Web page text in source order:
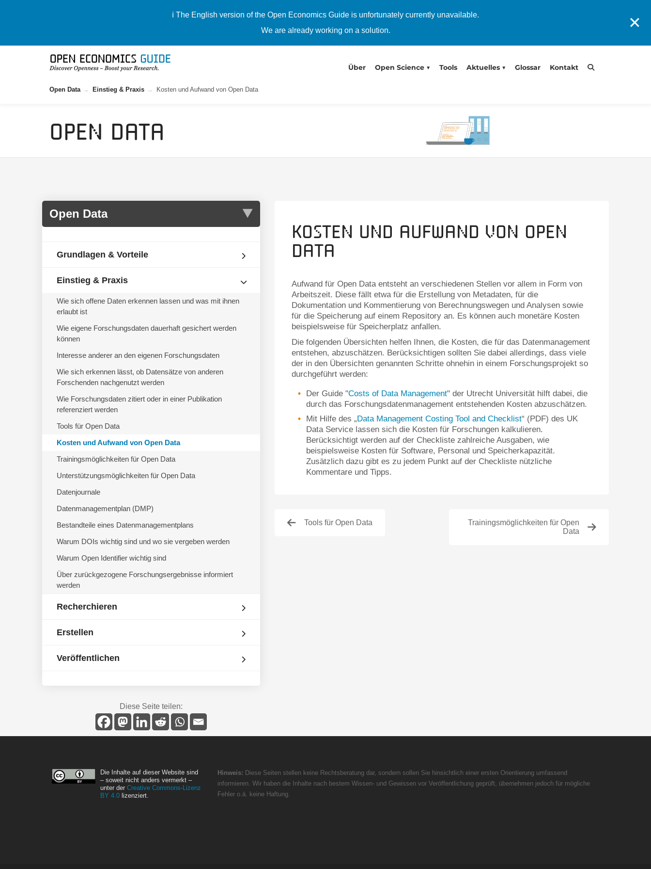
ℹ️ The English version of the Open Economics Guide is unfortunately currently unavailable.
We are already working on a solution.
✕
Über Open Science Tools Aktuelles Glossar Kontakt
Open Data Einstieg & Praxis Kosten und Aufwand von Open Data
Open Data
Grundlagen & Vorteile
Einstieg & Praxis
Wie sich offene Daten erkennen lassen und was mit ihnen
erlaubt ist
Wie eigene Forschungsdaten dauerhaft gesichert werden
können
Interesse anderer an den eigenen Forschungsdaten
Wie sich erkennen lässt, ob Datensätze von anderen
Forschenden nachgenutzt werden
Wie Forschungsdaten zitiert oder in einer Publikation
referenziert werden
Tools für Open Data
Kosten und Aufwand von Open Data
Trainingsmöglichkeiten für Open Data
Unterstützungsmöglichkeiten für Open Data
Datenjournale
Datenmanagementplan (DMP)
Bestandteile eines Datenmanagementplans
Warum DOIs wichtig sind und wo sie vergeben werden
Warum Open Identifier wichtig sind
Über zurückgezogene Forschungsergebnisse informiert
werden
Recherchieren
Erstellen
Veröffentlichen
Diese Seite teilen:
Kosten und Aufwand von Open
Data
Aufwand für Open Data entsteht an verschiedenen Stellen vor allem in Form von
Arbeitszeit. Diese fällt etwa für die Erstellung von Metadaten, für die
Dokumentation und Kommentierung von Berechnungswegen und Analysen sowie
für die Speicherung auf einem Repository an. Es können auch monetäre Kosten
beispielsweise für Speicherplatz anfallen.
Die folgenden Übersichten helfen Ihnen, die Kosten, die für das Datenmanagement
entstehen, abzuschätzen. Berücksichtigen sollten Sie dabei allerdings, dass viele
der in den Übersichten genannten Schritte ohnehin in einem Forschungsprojekt so
durchgeführt werden:
Der Guide "Costs of Data Management" der Utrecht Universität hilft dabei, die
durch das Forschungsdatenmanagement entstehenden Kosten abzuschätzen.
Mit Hilfe des „Data Management Costing Tool and Checklist“ (PDF) des UK
Data Service lassen sich die Kosten für Forschungen kalkulieren.
Berücksichtigt werden auf der Checkliste zahlreiche Ausgaben, wie
beispielsweise Kosten für Software, Personal und Speicherkapazität.
Zusätzlich dazu gibt es zu jedem Punkt auf der Checkliste nützliche
Kommentare und Tipps.
Tools für Open Data
Trainingsmöglichkeiten für Open
Data
Die Inhalte auf dieser Website sind
– soweit nicht anders vermerkt –
unter der Creative Commons-Lizenz
BY 4.0 lizenziert.
Hinweis: Diese Seiten stellen keine Rechtsberatung dar, sondern sollen Sie hinsichtlich einer ersten Orientierung umfassend
informieren. Wir haben die Inhalte nach bestem Wissen- und Gewissen vor Veröffentlichung geprüft, übernehmen jedoch für mögliche
Fehler o.ä. keine Haftung.